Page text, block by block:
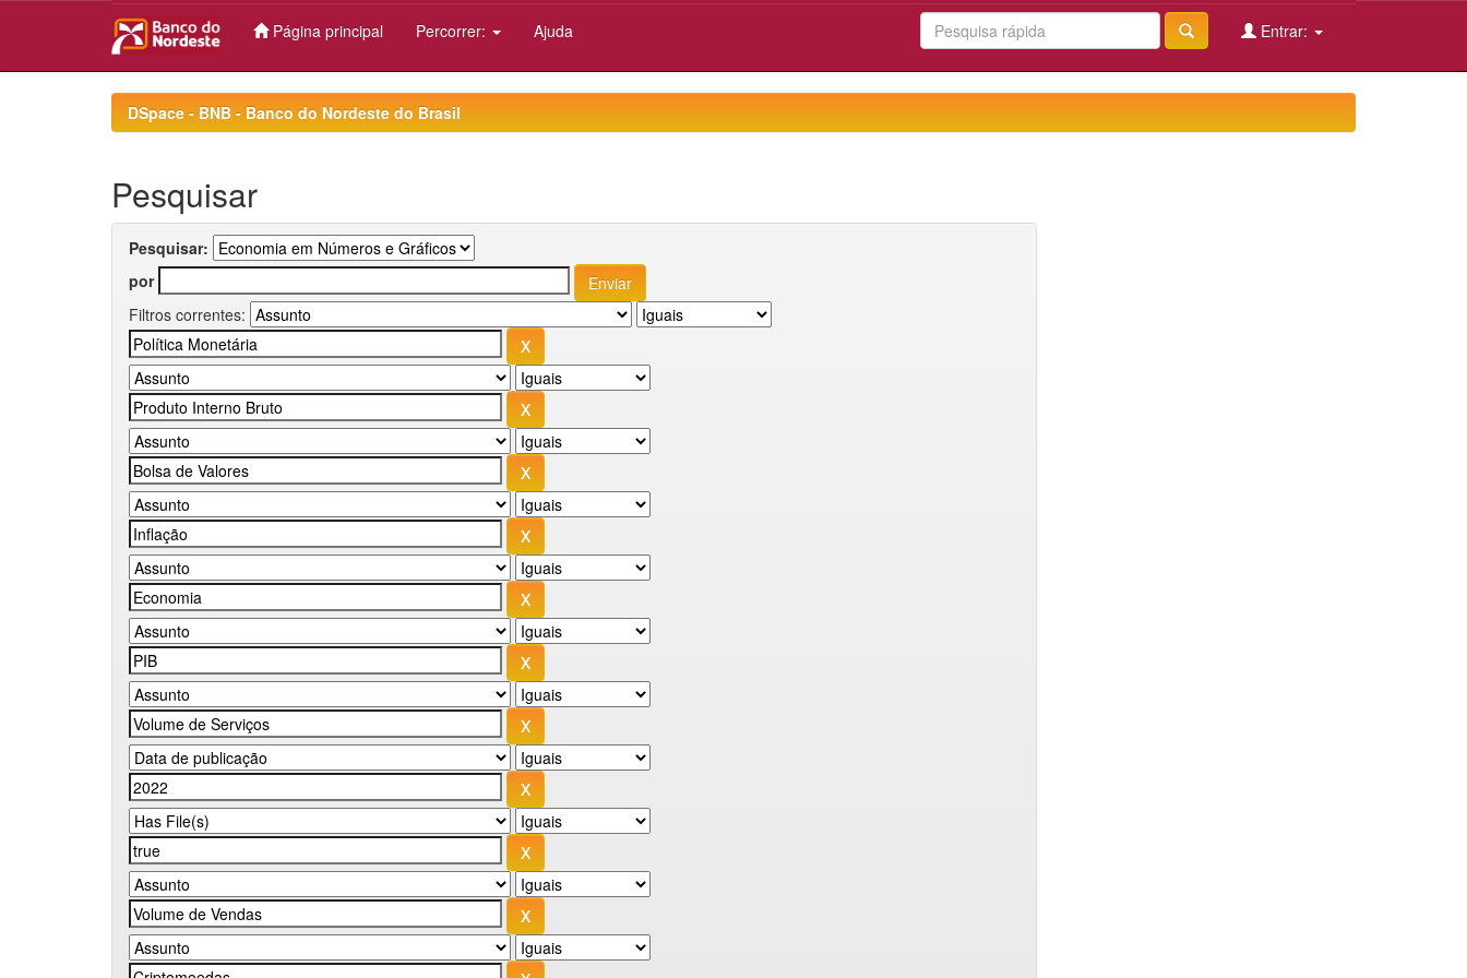
Página principal Percorrer: Ajuda Entrar:
DSpace - BNB - Banco do Nordeste do Brasil
Pesquisar
Pesquisar:
por
Filtros correntes: